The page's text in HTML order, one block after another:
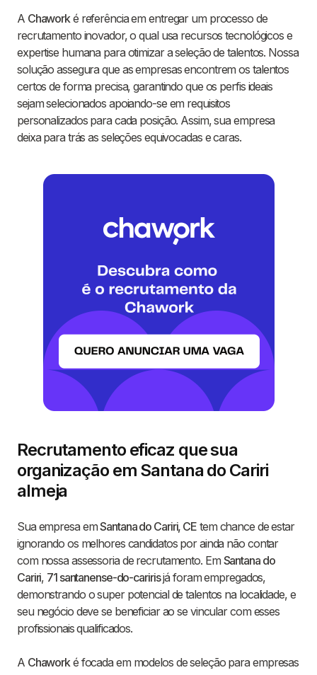
A Chaworké referência em entregar um processo de
recrutamento inovador, o qual usa recursos tecnológicos e
expertise humana para otimizar a seleção de talentos. Nossa
solução assegura que as empresas encontrem os talentos
certos de forma precisa, garantindo que os perfis ideais
sejam selecionados apoiando-se em requisitos
personalizados para cada posição. Assim, sua empresa
deixa para trás as seleções equivocadas e caras.
Recrutamento eficaz que sua
organização em Santana do Cariri
almeja
Sua empresa emSantana do Cariri, CE tem chance de estar
ignorando os melhores candidatos por ainda não contar
com nossa assessoria de recrutamento. Em Santana do
Cariri, 71 santanense-do-caririsjá foram empregados,
demonstrando o super potencial de talentos na localidade, e
seu negócio deve se beneficiar ao se vincular com esses
profissionais qualificados.
A Chaworké focada em modelos de seleção para empresas